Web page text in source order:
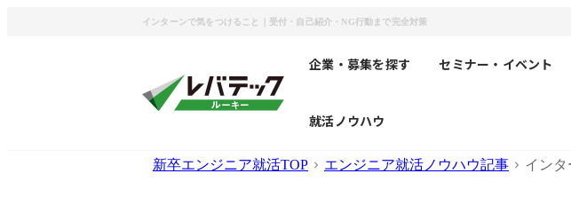
インターンで気をつけること｜受付・自己紹介・NG行動まで完全対策
企業・募集を探す セミナー・イベント
就活ノウハウ
新卒エンジニア就活TOP エンジニア就活ノウハウ記事 イン